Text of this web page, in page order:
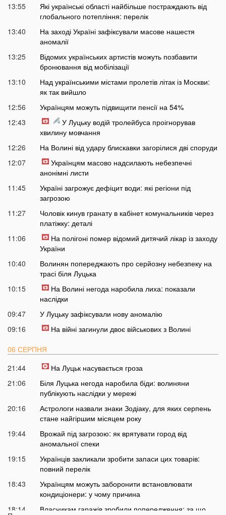
13:55
Які українські області найбільше постраждають від
глобального потепління: перелік
13:40
На заході Україні зафіксували масове нашестя
аномалії
13:25
Відомих українських артистів можуть позбавити
бронювання від мобілізації
13:10
Над українськими містами пролетів літак із Москви:
як так вийшло
12:56
Українцям можуть підвищити пенсії на 54%
12:43
У Луцьку водій тролейбуса проігнорував
хвилину мовчання
12:26
На Волині від удару блискавки загорілися дві споруди
12:07
Українцям масово надсилають небезпечні
анонімні листи
11:45
Україні загрожує дефіцит води: які регіони під
загрозою
11:27
Чоловік кинув гранату в кабінет комунальників через
платіжку: деталі
11:06
На полігоні помер відомий дитячий лікар із заходу
України
10:40
Волинян попереджають про серйозну небезпеку на
трасі біля Луцька
10:15
На Волині негода наробила лиха: показали
наслідки
09:47
У Луцьку зафіксували нову аномалію
09:16
На війні загинули двоє військових з Волині
06 СЕРПНЯ
21:44
На Луцьк насувається гроза
21:06
Біля Луцька негода наробила біди: волиняни
публікують наслідки у мережі
20:16
Астрологи назвали знаки Зодіаку, для яких серпень
стане найгіршим місяцем року
19:44
Врожай під загрозою: як врятувати город від
аномальної спеки
19:15
Українців закликали зробити запаси цих товарів:
повний перелік
18:43
Українцям можуть заборонити встановлювати
кондиціонери: у чому причина
18:14
Власникам гаражів зробили попередження: за що